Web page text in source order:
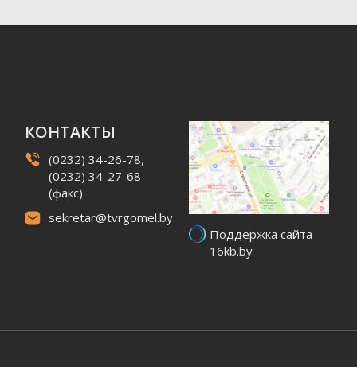
КОНТАКТЫ
(0232) 34-26-78,
(0232) 34-27-68
(факс)
sekretar@tvrgomel.by
Поддержка сайта
16kb.by